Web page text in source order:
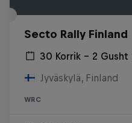
Secto Rally Finland
30 Korrik – 2 Gusht
Jyväskylä, Finland
WRC